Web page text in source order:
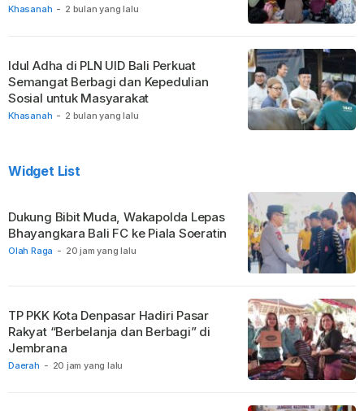
Khasanah - 2 bulan yang lalu
Khasanah - 2 bulan yang lalu
Idul Adha di PLN UID Bali Perkuat
Semangat Berbagi dan Kepedulian
Sosial untuk Masyarakat
Widget List
Olah Raga - 20 jam yang lalu
Dukung Bibit Muda, Wakapolda Lepas
Bhayangkara Bali FC ke Piala Soeratin
Daerah - 20 jam yang lalu
TP PKK Kota Denpasar Hadiri Pasar
Rakyat “Berbelanja dan Berbagi” di
Jembrana